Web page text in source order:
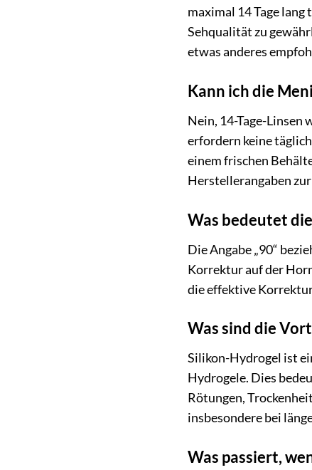
maximal 14 Tage
Sehqualität zu
etwas anderes
Kann ich die
Nein, 14-Tage-Linsen
erfordern keine
einem frischen
Herstellerangaben
Was bedeutet
Die Angabe „90“
Korrektur auf der
die effektive
Was sind die
Silikon-Hydrogel ist
Hydrogele. Dies
Rötungen,
insbesondere bei
Was passiert,